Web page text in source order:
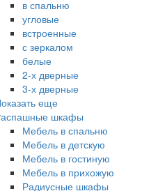
в спальню
угловые
встроенные
с зеркалом
белые
2-х дверные
3-х дверные
еще
шкафы
Мебель в спальню
Мебель в детскую
Мебель в гостиную
Мебель в прихожую
Радиусные шкафы